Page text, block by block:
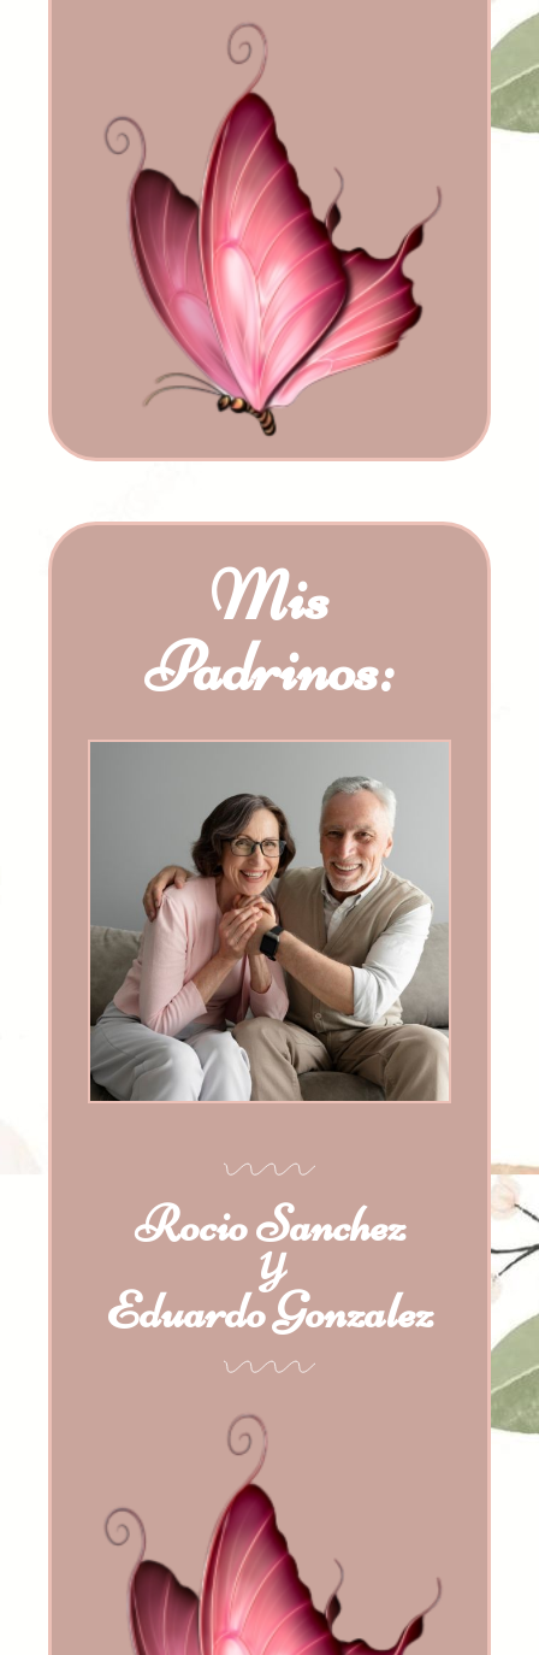
Mis
Padrinos:
Rocio Sanchez
Y
Eduardo Gonzalez